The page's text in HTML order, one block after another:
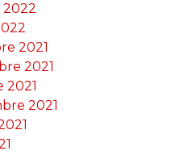
2021
2021
2021